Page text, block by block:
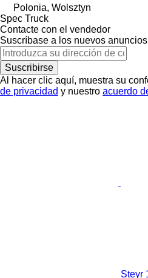
Polonia, Wolsztyn
Spec Truck
Contacte con el vendedor
Suscríbase a los nuevos
Suscribirse
Al hacer clic aquí, muestra su
de privacidad y nuestro acuerdo
Steyr